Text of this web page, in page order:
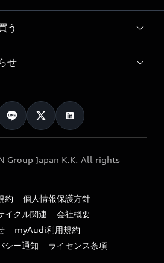
う
せ
ン
Group Japan K.K. All rights
約
個人情報保護方針
イクル関連
会社概要
myAudi利用規約
シー通知
ライセンス条項